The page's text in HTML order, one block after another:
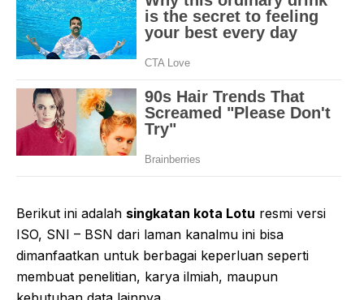
Berikut ini adalah singkatan kota Lotu resmi versi
ISO, SNI – BSN dari laman kanalmu ini bisa
dimanfaatkan untuk berbagai keperluan seperti
membuat penelitian, karya ilmiah, maupun